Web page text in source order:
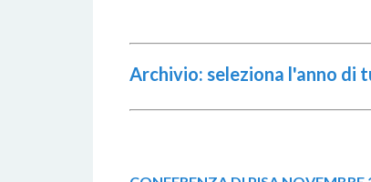
Archivio: seleziona l'anno di